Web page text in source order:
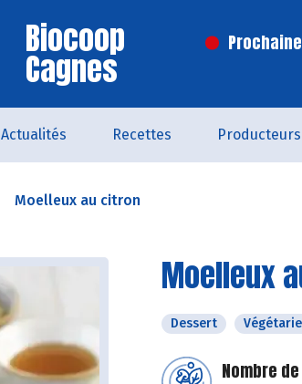
Biocoop
Cagnes
Actualités Recettes Producteurs
Moelleux au citron
Moelleux
Dessert
Nombre